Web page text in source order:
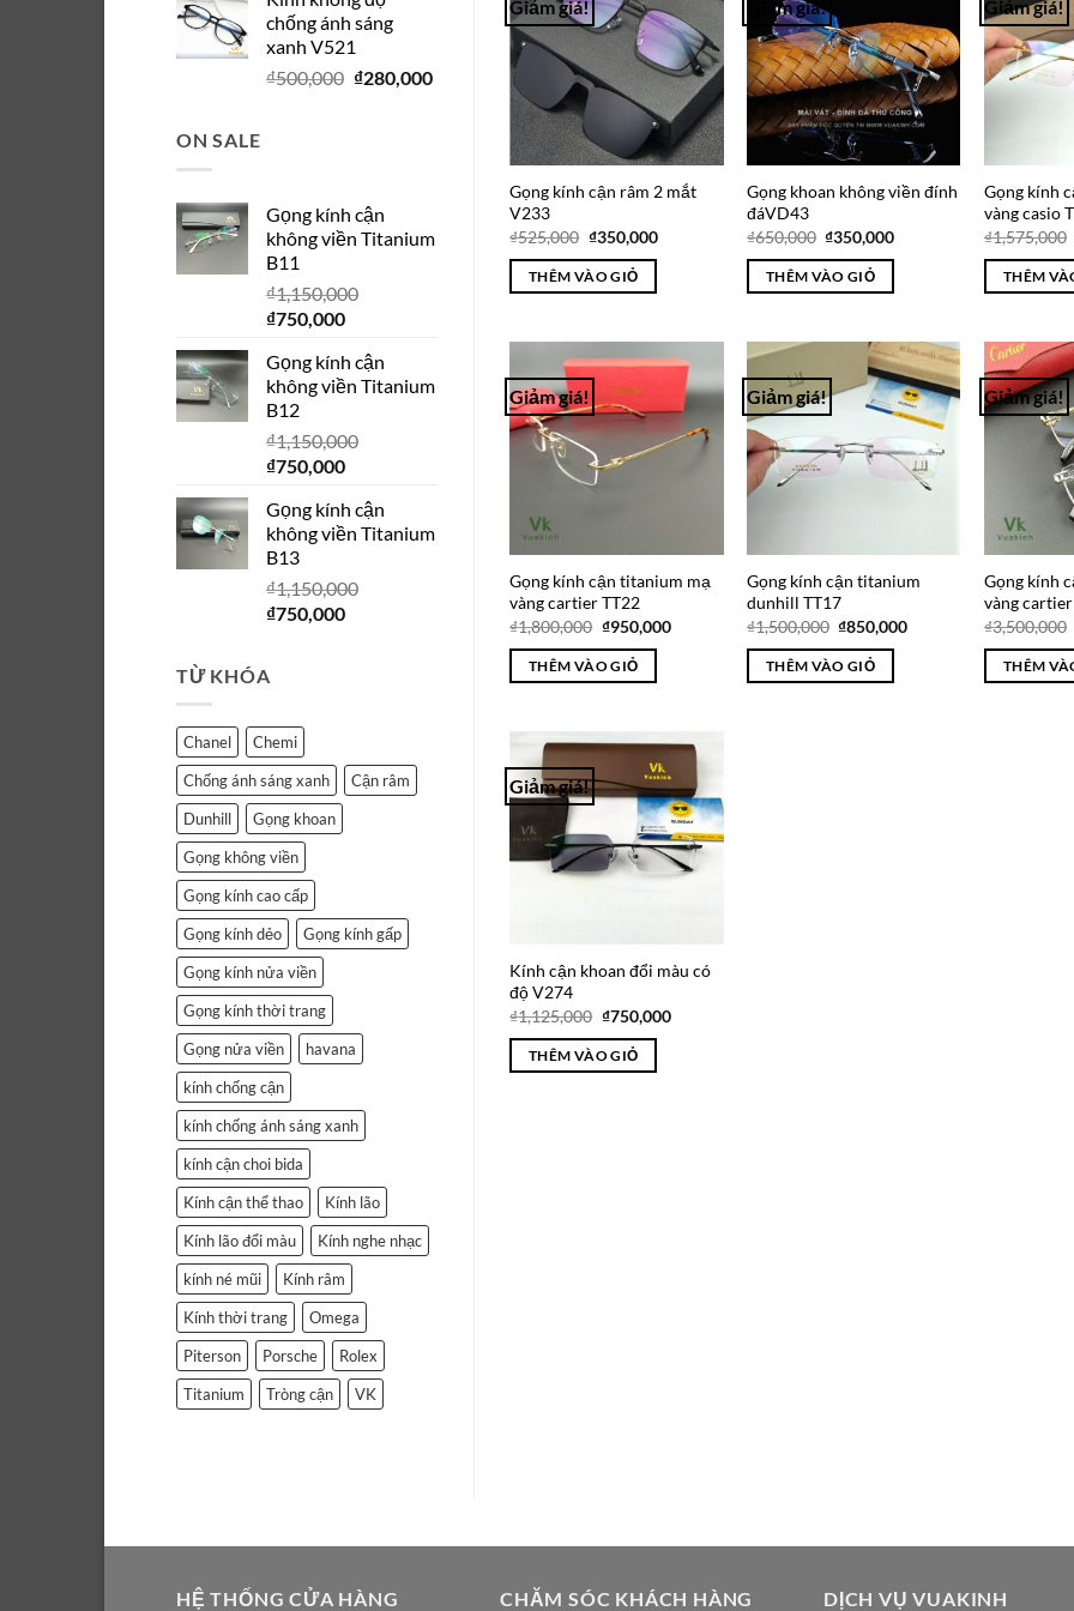
₫280,000.
₫150,000.
chống ánh sáng
xanh V521
₫500,000 Giá
₫280,000Giá
ON SALE
Gọng kính cận
không viền Titanium
B11
₫1,150,000
Giá
là:
₫1,150,000.
₫750,000Giá
tại
là:
Gọng kính cận
không viền Titanium
B12
₫1,150,000
Giá
là:
₫1,150,000.
₫750,000Giá
tại
là:
Gọng kính cận
không viền Titanium
B13
₫1,150,000
Giá
₫1,150,000.
₫750,000Giá
TỪ KHÓA
Chanel
Chemi
Chống ánh sáng xanh
Cận râm
Dunhill
Gọng khoan
Gọng không viền
Gọng kính cao cấp
Gọng kính dẻo
Gọng kính gấp
Gọng kính nửa viền
Gọng kính thời trang
Gọng nửa viền
havana
kính chống cận
kính chống ánh sáng xanh
kính cận choi bida
Kính cận thể thao
Kính lão
Kính lão đổi màu
Kính nghe nhạc
kính né mũi
Kính râm
Kính thời trang
Omega
Piterson
Porsche
Rolex
Titanium
Tròng cận VK
Giảm giá!
Add to
Wishlist
Gọng kính cận râm 2 mắt
V233
₫525,000 Giá
là:
₫525,000.
₫350,000Giá
THÊM VÀO GIỎ
Giảm giá!
Wishlist
Gọng khoan không viền đính
đáVD43
₫650,000 Giá
là:
₫650,000.
₫350,000Giá
THÊM VÀO GIỎ
Giảm giá!
Gọng kính
vàng casio
₫1,575,000
THÊM
Giảm giá!
Add to
Wishlist
Gọng kính cận titanium mạ
vàng cartier TT22
₫1,800,000 Giá
là:
₫1,800,000.
₫950,000Giá
THÊM VÀO GIỎ
Giảm giá!
Add to
Wishlist
Gọng kính cận titanium
dunhill TT17
₫1,500,000 Giá
là:
₫1,500,000.
₫850,000Giá
THÊM VÀO GIỎ
Giảm giá!
Gọng kính
vàng cartier
₫3,500,000
THÊM
Giảm giá!
Add to
Wishlist
Kính cận khoan đổi màu có
độ V274
₫1,125,000 Giá
là:
₫1,125,000.
₫750,000Giá
THÊM VÀO GIỎ
HỆ THỐNG CỬA HÀNG CHĂM SÓC KHÁCH HÀNG DỊCH VỤ VUAKINH